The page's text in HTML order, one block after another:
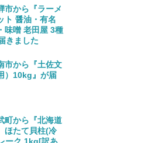
市から『ラーメ
ト 醤油・有名
味噌 老田屋 3種
きました
市から『土佐文
）10kg』が届
町から『北海道
たて貝柱(冷
ーク 1kg[訳あ